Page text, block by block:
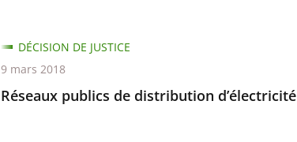
Réseaux publics de distribution d’électricité
DÉCISION DE JUSTICE
9 mars 2018